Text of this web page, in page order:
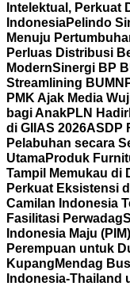
Intelektual, Perkuat
IndonesiaPelindo
Menuju
Perluas Distribusi
ModernSinergi BP
Streamlining BUMN
PMK Ajak Media
bagi AnakPLN
di GIIAS 2026ASDP
Pelabuhan secara
UtamaProduk
Tampil Memukau di
Perkuat Eksistensi
Camilan Indonesia
Fasilitasi Perwadag
Indonesia Maju
Perempuan untuk
Kupang Mendag
Indonesia-Thailand